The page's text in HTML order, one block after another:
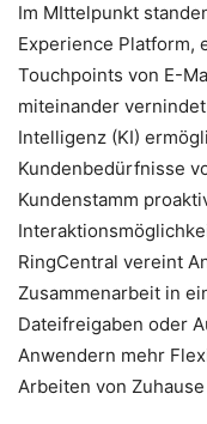
Im MIttelpunkt
Experience Platform,
Touchpoints von E-
miteinander
Intelligenz (KI)
Kundenbedürfnisse
Kundenstamm
RingCentral vereint
Zusammenarbeit in
Dateifreigaben oder
Anwendern mehr
Arbeiten von